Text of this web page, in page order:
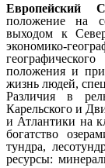
Европейский
положение на
выходом к
экономико-
положения и
жизнь людей,
Различия в
Карельского и
и Атлантики на
богатство
тундра,
ресурсы: